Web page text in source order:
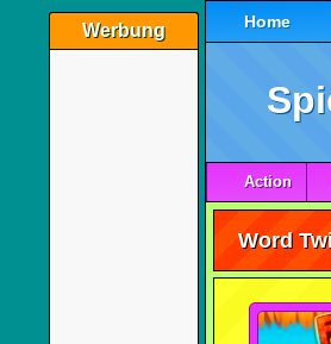
Werbung Home
Action
Word